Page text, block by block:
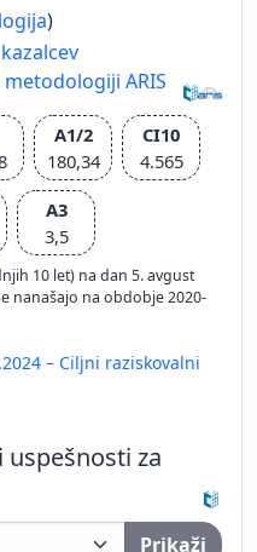
)
ARIS
A1/2
180,34
CI10
4.565
A3
3,5
10 let) na dan 5. avgust
nanašajo na obdobje 2020-
– Ciljni raziskovalni
za
Prikaži